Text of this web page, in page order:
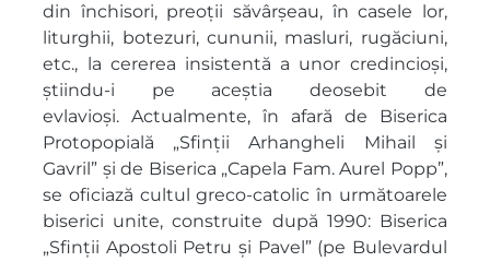
din închisori, preoții săvârșeau, în casele lor,
liturghii, botezuri, cununii, masluri, rugăciuni,
etc., la cererea insistentă a unor credincioși,
știindu-i pe aceștia deosebit de
evlavioși. Actualmente, în afară de Biserica
Protopopială „Sfinții Arhangheli Mihail și
Gavril” și de Biserica „Capela Fam. Aurel Popp”,
se oficiază cultul greco-catolic în următoarele
biserici unite, construite după 1990: Biserica
„Sfinţii Apostoli Petru și Pavel” (pe Bulevardul